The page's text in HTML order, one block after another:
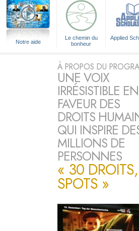
Notre aide
Le chemin du
bonheur
Applied
À PROPOS DU
UNE VOIX
IRRÉSISTIBLE EN
FAVEUR DES
DROITS
QUI INSPIRE
MILLIONS DE
PERSONNES
« 30
SPOTS »